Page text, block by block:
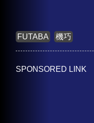
FUTABA 機巧
SPONSORED LINK